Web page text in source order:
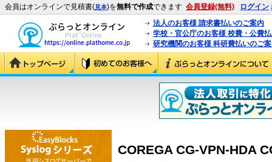
会員はオンラインで見積書(見本)を無料で作成できます 会員登録(無料) ログイン
法人のお客様 請求書払いのご案内
学校・官公庁のお客様 校費・公費
研究機関のお客様 科研費払いのご
COREGA CG-VPN-HDA